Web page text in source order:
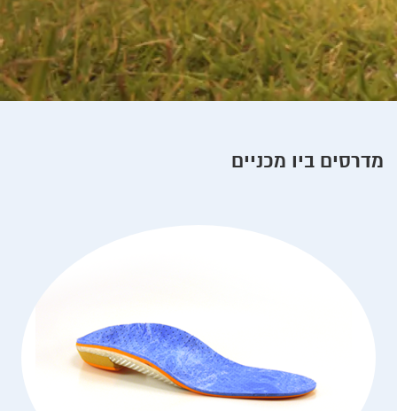
מדרסים ביו מכניים